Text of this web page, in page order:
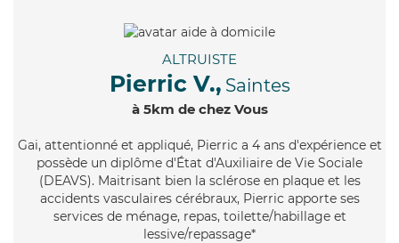
ALTRUISTE
Pierric V., Saintes
à 5km de chez Vous
Gai, attentionné et appliqué, Pierric a 4 ans d'expérience et
possède un diplôme d'État d'Auxiliaire de Vie Sociale
(DEAVS). Maitrisant bien la sclérose en plaque et les
accidents vasculaires cérébraux, Pierric apporte ses
services de ménage, repas, toilette/habillage et
lessive/repassage*